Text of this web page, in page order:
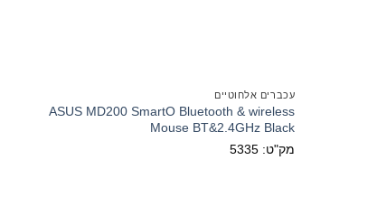
עכברים אלחוטיים
ASUS MD200 SmartO Bluetooth & wireless
Mouse BT&2.4GHz Black
מק"ט: 5335